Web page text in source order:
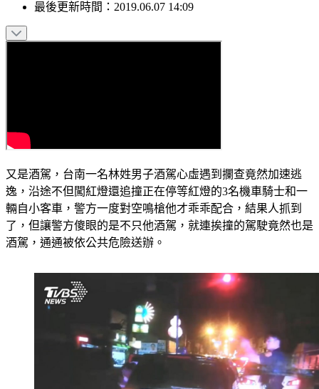
最後更新時間： 2019.06.07 14:09
又是酒駕，台南一名林姓男子酒駕心虛遇到攔查竟然加速逃
逸，沿途不但闖紅燈還追撞正在停等紅燈的3名機車騎士和一
輛自小客車，警方一度對空鳴槍他才乖乖配合，結果人抓到
了，但讓警方傻眼的是不只他酒駕，就連挨撞的駕駛竟然也是
酒駕，通通被依公共危險送辦。